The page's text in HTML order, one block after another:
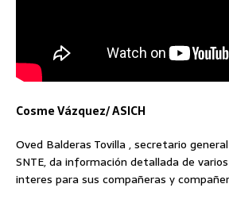
Cosme Vázquez/ ASICH
Oved Balderas Tovilla , secretario
SNTE, da información detallada de
interes para sus compañeras y